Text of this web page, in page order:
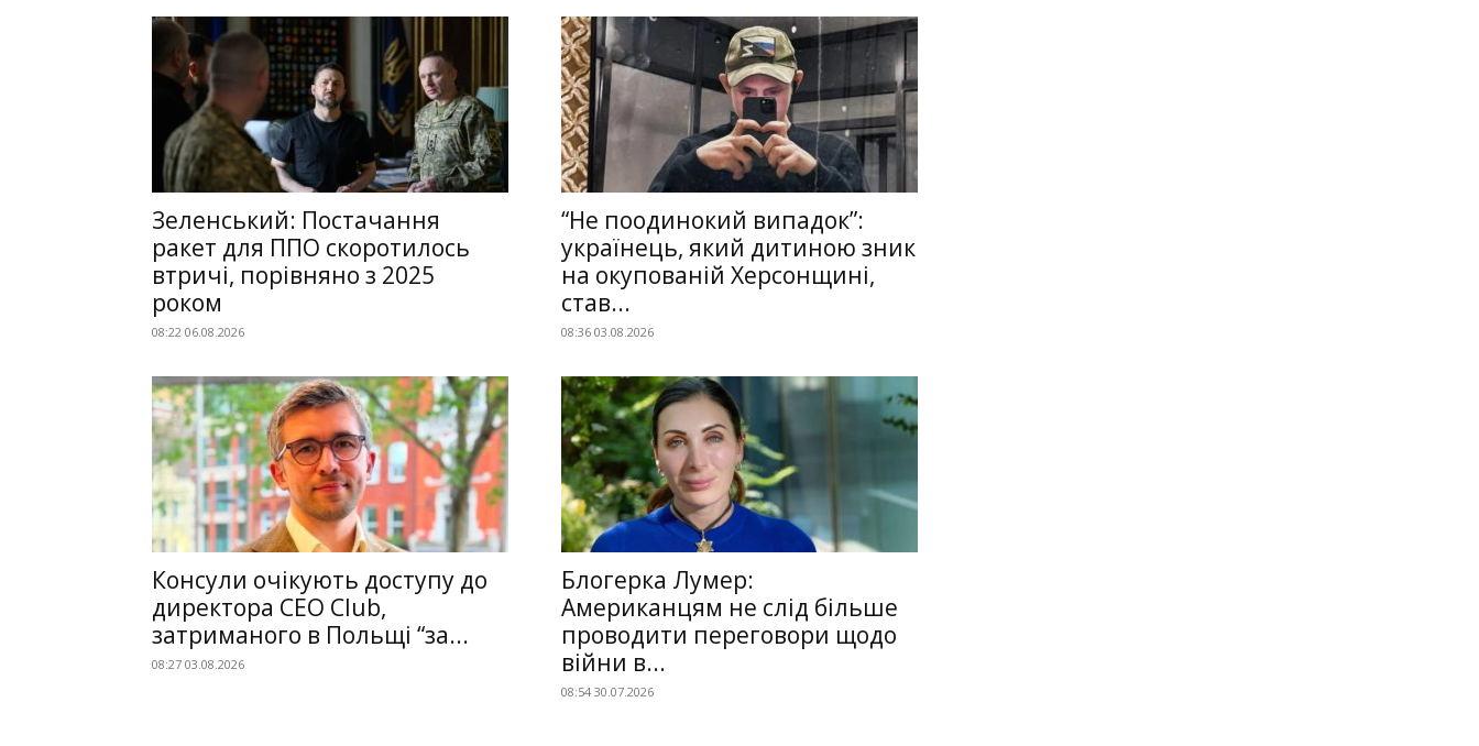
Зеленський: Постачання
ракет для ППО скоротилось
втричі, порівняно з 2025
роком
08:22 06.08.2026
“Не поодинокий випадок”:
українець, який дитиною зник
на окупованій Херсонщині,
став...
08:36 03.08.2026
Консули очікують доступу до
директора CEO Club,
затриманого в Польщі “за...
08:27 03.08.2026
Блогерка Лумер:
Американцям не слід більше
проводити переговори щодо
війни в...
08:54 30.07.2026